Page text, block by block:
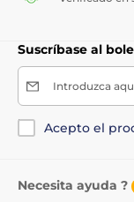
Suscríbase al
Introduzca
Acepto el
Necesita ayuda ?